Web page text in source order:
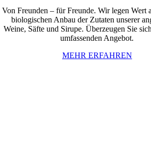
Von Freunden – für Freunde. Wir legen Wert
biologischen Anbau der Zutaten unserer
Weine, Säfte und Sirupe. Überzeugen Sie
umfassenden Angebot.
MEHR ERFAHREN